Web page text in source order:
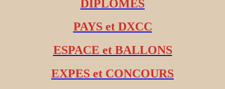
DIPLOMES
PAYS et DXCC
ESPACE et BALLONS
EXPES et CONCOURS